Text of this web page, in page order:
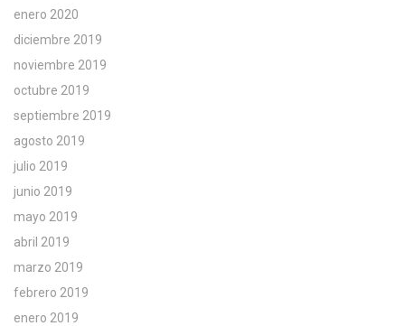
enero 2020
diciembre 2019
noviembre 2019
octubre 2019
septiembre 2019
agosto 2019
julio 2019
junio 2019
mayo 2019
abril 2019
marzo 2019
febrero 2019
enero 2019